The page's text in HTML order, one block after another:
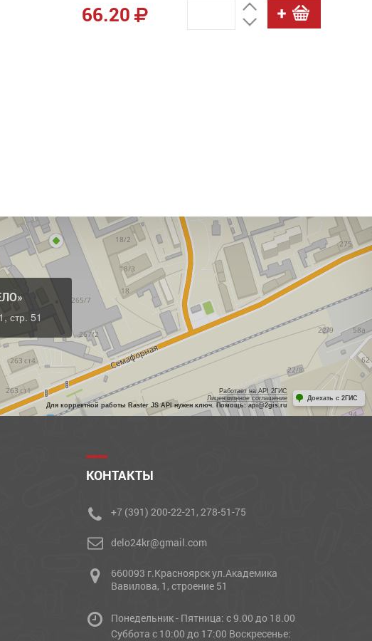
66.20
стр. 51
Работает на API 2ГИС
Лицензионное соглашение
Для корректной работы Raster JS API нужен ключ. Помощь: api@2gis.ru
Доехать с 2ГИС
КОНТАКТЫ
+7 (391) 200-22-21, 278-51-75
delo24kr@gmail.com
660093 г.Красноярск ул.Академика
Вавилова, 1, строение 51
Понедельник - Пятница: с 9.00 до 18.00
Cуббота с 10:00 до 17:00 Воскресенье: